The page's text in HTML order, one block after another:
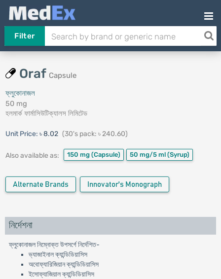
Filter
Oraf Capsule
ফ্লুকোনাজল
50 mg
হলমার্ক ফার্মাসিউটিক্যালস লিমিটেড
Unit Price: ৳ 8.02 (30's pack: ৳ 240.60)
Also available as: 150 mg (Capsule) 50 mg/5 ml (Syrup)
Alternate Brands Innovator's Monograph
নির্দেশনা
ফ্লুকোনাজল নিম্নোক্ত উপসর্গে নির্দেশিত-
ভ্যাজাইনাল ক্যান্ডিডিয়াসিস
অবোফ্যারিজিয়ান ক্যান্ডিডিয়াসিস
ইসোফ্যাজিয়াল ক্যান্ডিডিয়াসিস